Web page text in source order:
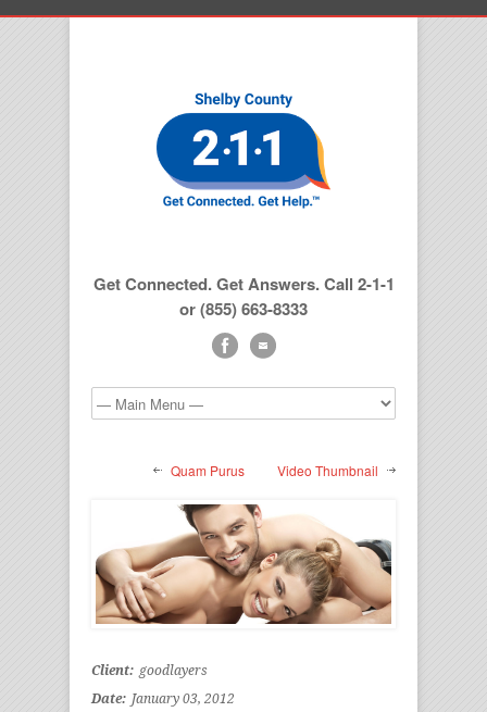
Get Connected. Get Answers. Call 2-1-1
or (855) 663-8333
Quam Purus Video Thumbnail
Client: goodlayers
Date: January 03, 2012